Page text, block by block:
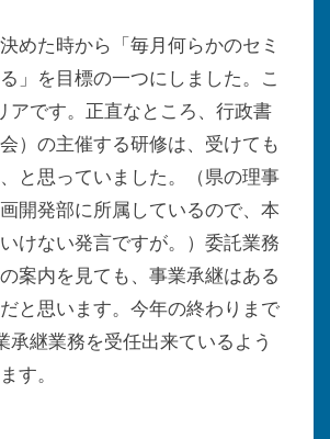
めた時から「毎月何らかのセミ
」を目標の一つにしました。こ
アです。正直なところ、行政書
）の主催する研修は、受けても
と思っていました。（県の理事
開発部に所属しているので、本
けない発言ですが。）委託業務
案内を見ても、事業承継はある
と思います。今年の終わりまで
承継業務を受任出来ているよう
す。